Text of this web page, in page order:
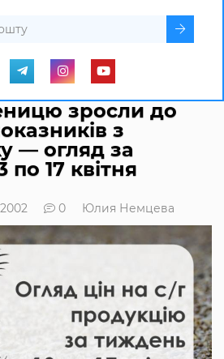
зросли до
з
— огляд за
по 17 квітня
2002 0 Юлия Немцева